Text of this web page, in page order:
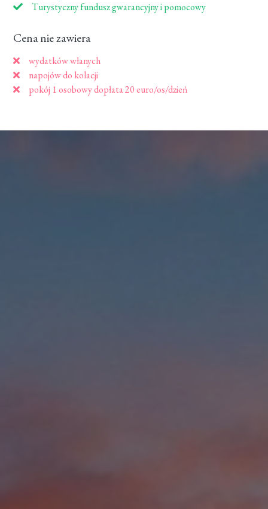
Turystyczny fundusz gwarancyjny i pomocowy
Cena nie zawiera
wydatków włanych
napojów do kolacji
pokój 1 osobowy dopłata 20 euro/os/dzień